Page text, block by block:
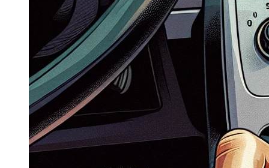
Navigație Mercedes C Class W204
Navigație Mercedes W203
Navigație Mercedes W204
Navigație Mercedes W211
Navigație Mercedes Sprinter
Passat
Navigație Passat B5
Navigație Passat B5 5
Navigație Passat B6
Navigație Passat B7
Navigație Passat B8
Navigație Passat CC
Skoda